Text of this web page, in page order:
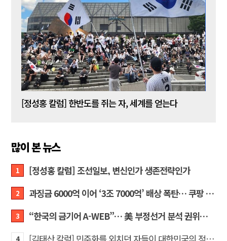
[정성홍 칼럼] 한반도를 쥐는 자, 세계를 얻는다
많이 본 뉴스
1 [정성홍 칼럼] 조선일보, 변신인가 생존전략인가
2 과징금 6000억 이어 ‘3조 7000억’ 배상 폭탄… 쿠팡 때리기에 한미 통상 ‘초비상’
3 “한국의 금기어 A-WEB”… 美 부정선거 분석 권위자 프랭크 박사가 작심 비판한 한국 ‘선거 공작’의 실체
4